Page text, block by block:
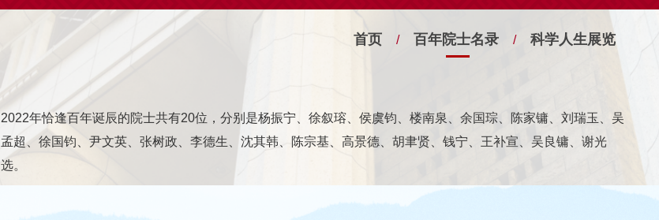
首页 / 百年院士名录 / 科学人生展览
2022年恰逢百年诞辰的院士共有20位，分别是杨振宁、徐叙瑢、侯虞钧、楼南泉、余国琮、陈家镛、刘瑞玉、吴
孟超、徐国钧、尹文英、张树政、李德生、沈其韩、陈宗基、高景德、胡聿贤、钱宁、王补宣、吴良镛、谢光
选。